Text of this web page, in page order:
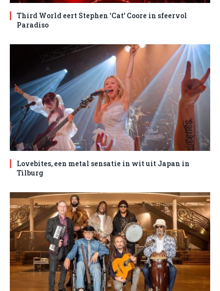
Third World eert Stephen ‘Cat’ Coore in sfeervol
Paradiso
Lovebites, een metal sensatie in wit uit Japan in
Tilburg